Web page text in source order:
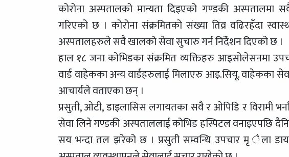
कोरोना अस्पतालको मान्यता दिइएको गण्डकी अस्पतालमा
गरिएको छ । कोरोना संक्रमितको संख्या तिव्र वढिरहँदा
अस्पतालहरुले सवै खालको सेवा सुचारु गर्न निर्देशन दिएको छ ।
हाल १८ जना कोभिडका संक्रमित व्यक्तिहरु आइसोलेसनमा
वार्ड वाहेकका अन्य वार्डहरुलाई मिलाएरु आइ.सियू. वाहेकका
आचार्यले वताएका छन् ।
प्रसुती, ओटी, डाइलासिस लगायतका सवै र ओपिडि र विरामी
सेवा लिने गण्डकी अस्पताललाई कोभिड हस्पिटल वनाइएपछि
सय भन्दा तल झरेको छ । प्रसुती सम्वन्धि उपचार मृ ैला